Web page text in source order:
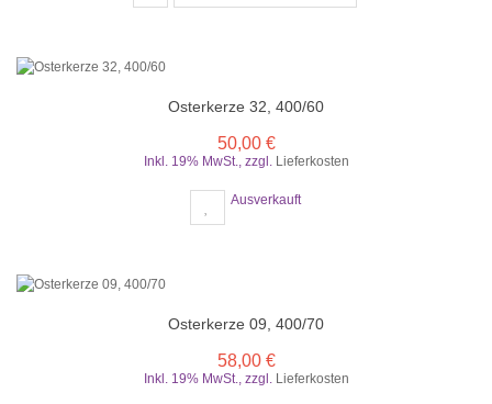
Osterkerze 32, 400/60
50,00 €
Inkl. 19% MwSt., zzgl. Lieferkosten
Ausverkauft
Osterkerze 09, 400/70
58,00 €
Inkl. 19% MwSt., zzgl. Lieferkosten